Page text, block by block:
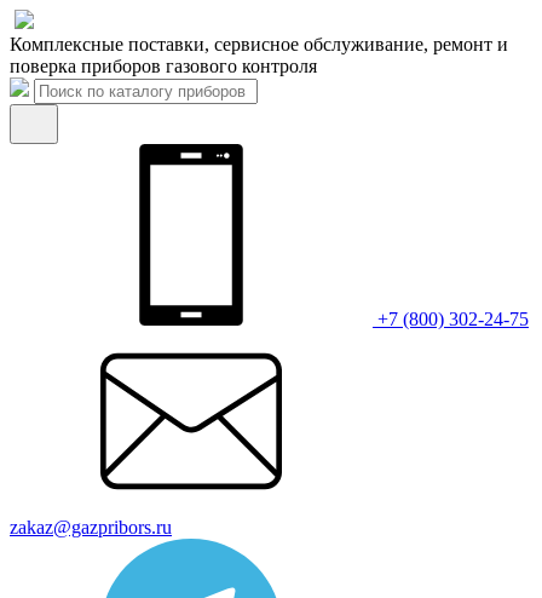
Комплексные поставки, сервисное обслуживание, ремонт и
поверка приборов газового контроля
+7 (800) 302-24-75
zakaz@gazpribors.ru